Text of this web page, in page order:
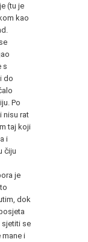
(tu je
kao
s
do
Po
nisu rat
taj koji
i
čiju
je
dok
sjetiti se
mane i